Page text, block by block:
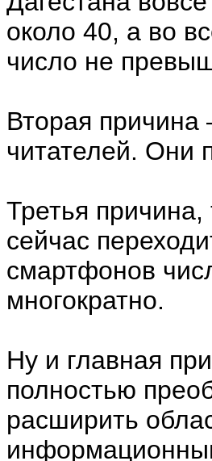
около 40, а во
число не
Вторая причина
читателей. Они
Третья
сейчас
смартфонов
многократно.
Ну и главная
полностью
расширить